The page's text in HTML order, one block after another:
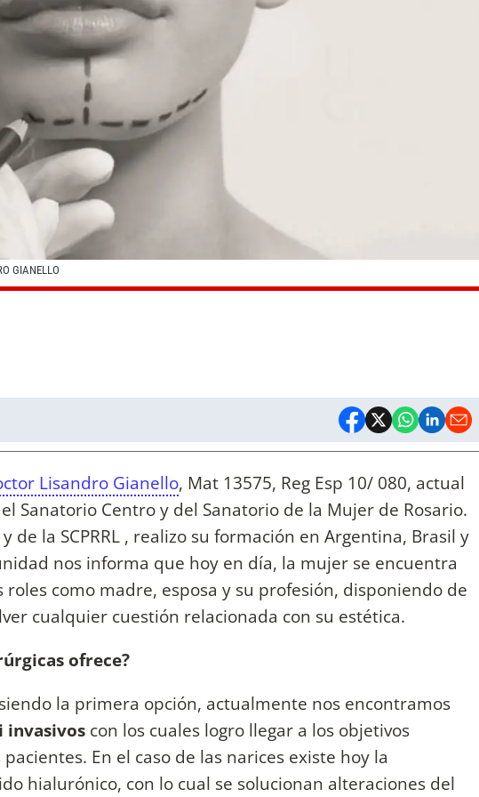
GIANELLO
Lisandro Gianello, Mat 13575, Reg Esp 10/ 080, actual
Sanatorio Centro y del Sanatorio de la Mujer de Rosario.
de la SCPRRL , realizo su formación en Argentina, Brasil y
nos informa que hoy en día, la mujer se encuentra
como madre, esposa y su profesión, disponiendo de
cualquier cuestión relacionada con su estética.
ofrece?
la primera opción, actualmente nos encontramos
con los cuales logro llegar a los objetivos
En el caso de las narices existe hoy la
hialurónico, con lo cual se solucionan alteraciones del